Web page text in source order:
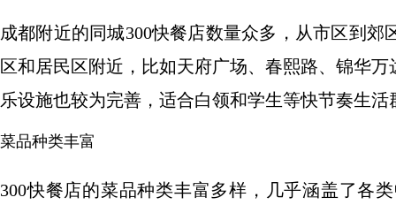
成都附近的同城300快餐店数量众多，从市区到
区和居民区附近，比如天府广场、春熙路、锦华
乐设施也较为完善，适合白领和学生等快节奏生活
菜品种类丰富
300快餐店的菜品种类丰富多样，几乎涵盖了各